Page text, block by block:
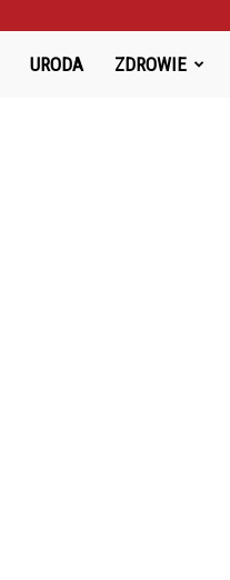
URODA ZDROWIE